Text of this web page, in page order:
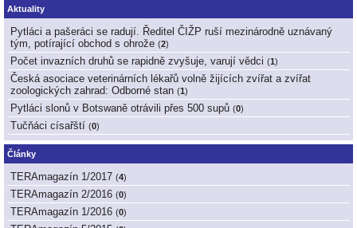
Aktuality
Pytláci a pašeráci se radují. Ředitel ČIŽP ruší mezinárodně uznávaný
tým, potírající obchod s ohrože (2)
Počet invazních druhů se rapidně zvyšuje, varují vědci (1 )
Česká asociace veterinárních lékařů volně žijících zvířat a zvířat
zoologických zahrad: Odborné stan (1 )
Pytláci slonů v Botswaně otrávili přes 500 supů (0)
Tučňáci císařští (0)
Články
TERAmagazín 1/2017 (4)
TERAmagazín 2/2016 (0)
TERAmagazín 1/2016 (0)